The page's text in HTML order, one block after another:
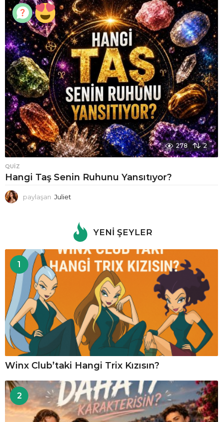
278 2
QUIZ
Hangi Taş Senin Ruhunu Yansıtıyor?
paylaşan Juliet
YENI ŞEYLER
1
Winx Club’taki Hangi Trix Kızısın?
2